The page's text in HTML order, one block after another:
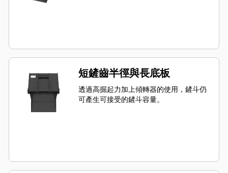
短鏟齒半徑與長底板
透過高掘起力加上傾轉器的使用，鏟斗仍
可產生可接受的鏟斗容量。